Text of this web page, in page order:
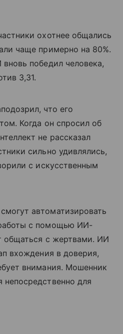
охотнее общались
чаще примерно на 80%.
победил человека,
3,31.
что его
Когда он спросил об
не рассказал
сильно удивлялись,
с искусственным
автоматизировать
с помощью ИИ-
общаться с жертвами. ИИ
вхождения в доверия,
внимания. Мошенник
непосредственно для